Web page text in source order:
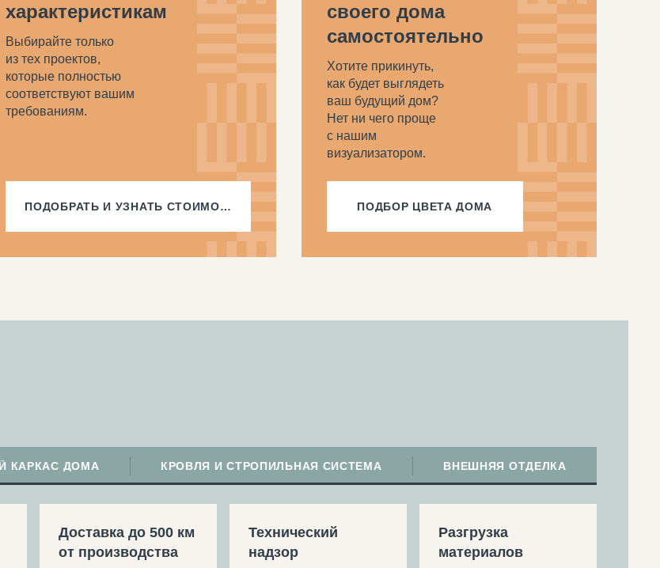
характеристикам
Выбирайте только
из тех проектов,
которые полностью
соответствуют вашим
требованиям.
ПОДОБРАТЬ И УЗНАТЬ СТОИМОСТЬ
своего дома
самостоятельно
Хотите прикинуть,
как будет выглядеть
ваш будущий дом?
Нет ни чего проще
с нашим
визуализатором.
ПОДБОР ЦВЕТА ДОМА
КАРКАС ДОМА КРОВЛЯ И СТРОПИЛЬНАЯ СИСТЕМА ВНЕШНЯЯ ОТДЕЛКА
Доставка до 500 км
от производства
Технический
надзор
Разгрузка
материалов